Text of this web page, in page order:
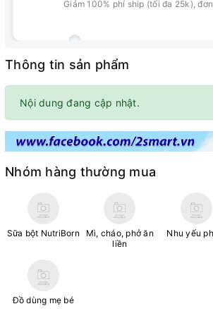
Giảm 100% phí ship (tối đa 25k),
Thông tin sản phẩm
Nội dung đang cập nhật.
Nhóm hàng thường mua
Sữa bột NutriBorn
Mì, cháo, phở ăn
liền
Nhu yếu
Đồ dùng mẹ bé